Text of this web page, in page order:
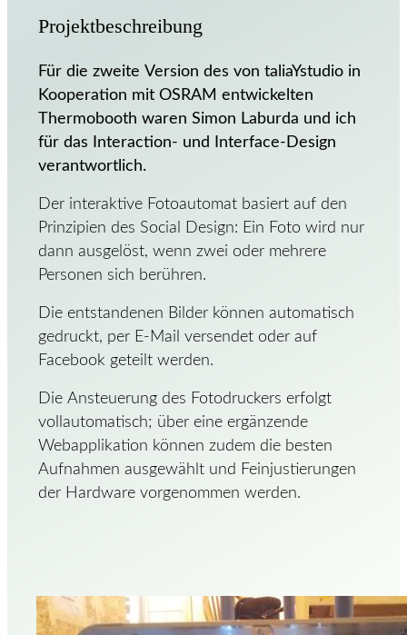
Projektbeschreibung
Für die zweite Version des von taliaYstudio in
Kooperation mit OSRAM entwickelten
Thermobooth waren Simon Laburda und ich
für das Interaction- und Interface-Design
verantwortlich.
Der interaktive Fotoautomat basiert auf den
Prinzipien des Social Design: Ein Foto wird nur
dann ausgelöst, wenn zwei oder mehrere
Personen sich berühren.
Die entstandenen Bilder können automatisch
gedruckt, per E-Mail versendet oder auf
Facebook geteilt werden.
Die Ansteuerung des Fotodruckers erfolgt
vollautomatisch; über eine ergänzende
Webapplikation können zudem die besten
Aufnahmen ausgewählt und Feinjustierungen
der Hardware vorgenommen werden.